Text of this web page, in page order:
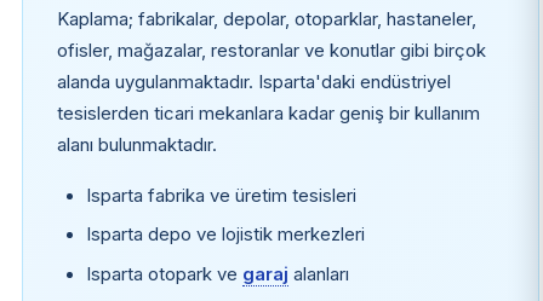
Kaplama; fabrikalar, depolar, otoparklar, hastaneler,
ofisler, mağazalar, restoranlar ve konutlar gibi birçok
alanda uygulanmaktadır. Isparta'daki endüstriyel
tesislerden ticari mekanlara kadar geniş bir kullanım
alanı bulunmaktadır.
Isparta fabrika ve üretim tesisleri
Isparta depo ve lojistik merkezleri
Isparta otopark ve garaj alanları